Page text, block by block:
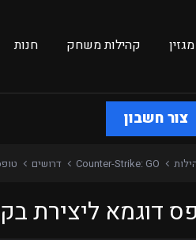
מגזין קהילות משחק חנות
צור חשבון
Counter-Strike: GO דרושים
דוגמא ליצירת